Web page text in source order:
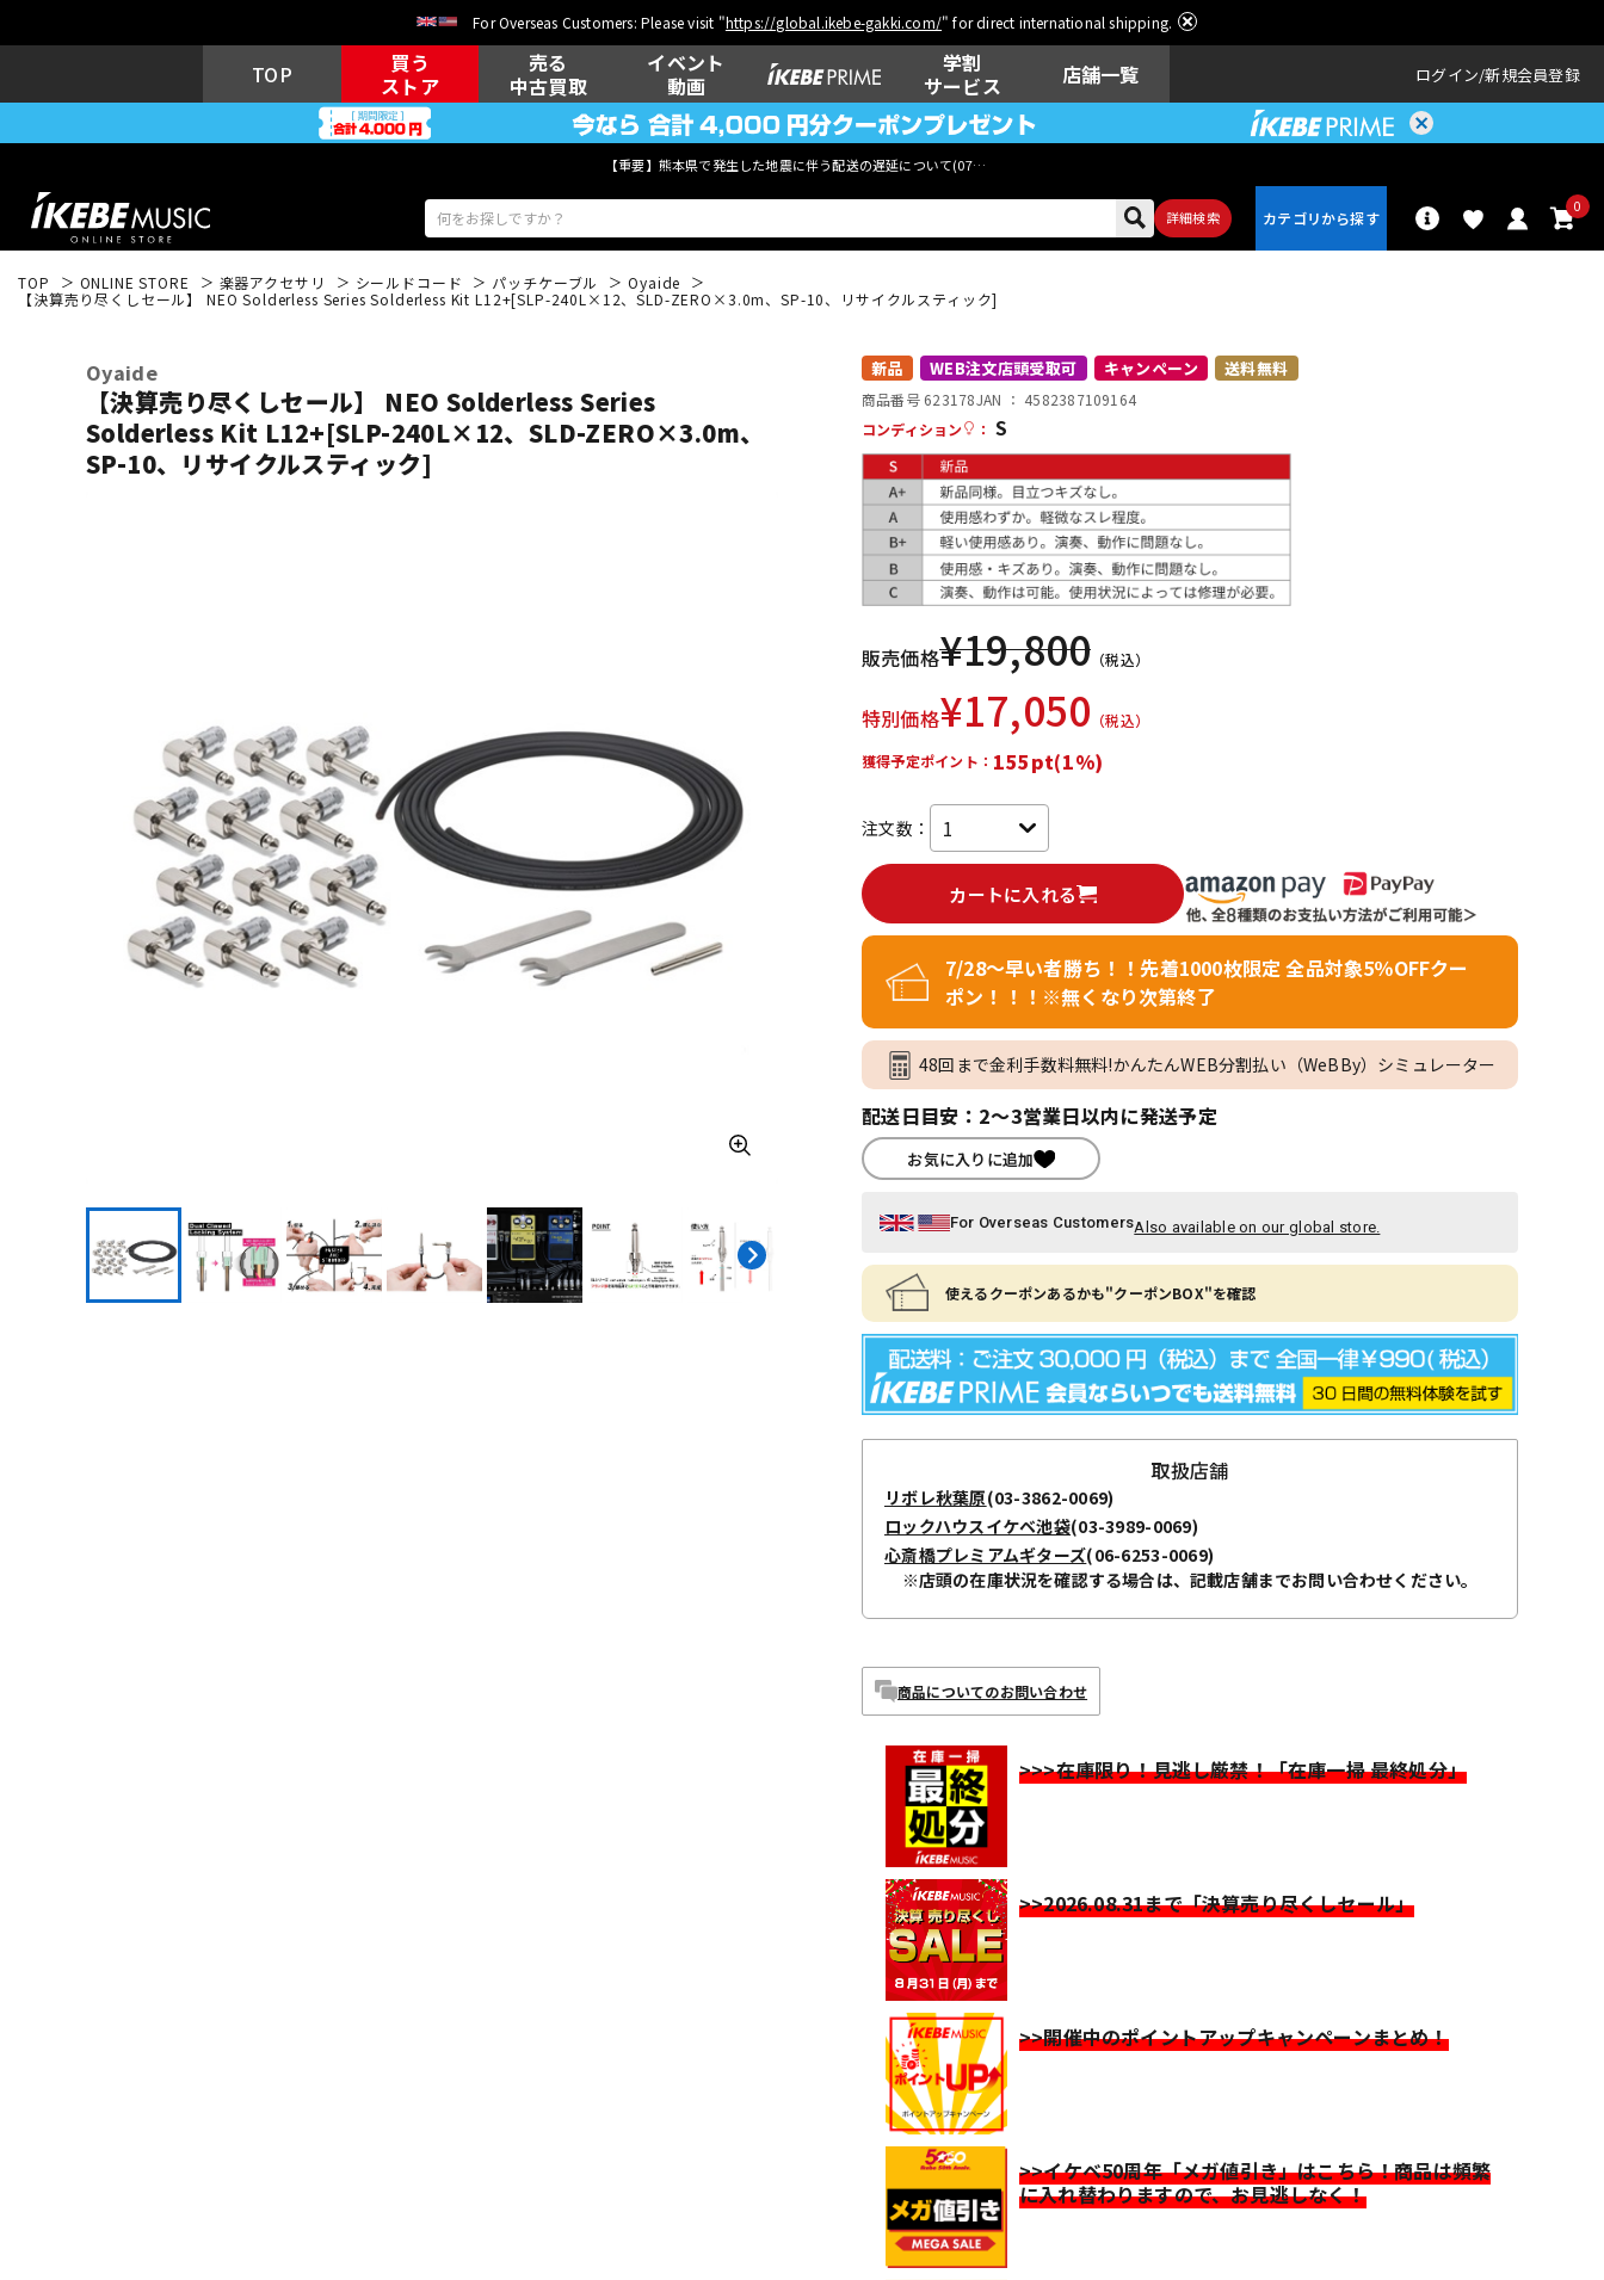
For Overseas Customers: Please visit "https://global.ikebe-gakki.com/" for direct international shipping.
TOP
買う
ストア
売る
中古買取
イベント
動画
学割
サービス
店舗一覧 ログイン 新規会員登録
【重要】熊本県で発生した地震に伴う配送の遅延について(07月29日
詳細検索
0
キーボード 電子ピアノ 管楽器 その他楽器 アンプ
レコーディン
グ機器
配信/ライブ
機器
TOP ONLINE STORE 楽器アクセサリ シールドコード パッチケーブル
Oyaide
【決算売り尽くしセール】 NEO Solderless Series Solderless Kit L12+[SLP-240L×12、SLD-ZERO×3.0m、SP-10、リサイクルスティック]
Oyaide
【決算売り尽くしセール】 NEO Solderless Series
Solderless Kit L12+[SLP-240L×12、SLD-ZERO×3.0m、
SP-10、リサイクルスティック]
新品 WEB注文店頭受取可 キャンペーン 送料無料
商品番号 623178JAN ： 4582387109164
コンディション
： S
販売価格¥19,800 （税込）
特別価格¥17,050 （税込）
獲得予定ポイント： 155pt(1%)
注文数：
カートに入れる
7/28～早い者勝ち！！先着1000枚限定 全品対象5％OFFクー
ポン！！！※無くなり次第終了
48回まで金利手数料無料!かんたんWEB分割払い（WeBBy）シミュレーター
配送日目安：2～3営業日以内に発送予定
お気に入りに追加
For Overseas CustomersAlso available on our global store.
使えるクーポンあるかも"クーポンBOX"を確認
取扱店舗
リボレ秋葉原(03-3862-0069)
ロックハウスイケベ池袋(03-3989-0069)
心斎橋プレミアムギターズ(06-6253-0069)
※店頭の在庫状況を確認する場合は、記載店舗までお問い合わせください。
商品についてのお問い合わせ
>>>在庫限り！見逃し厳禁！「在庫一掃 最終処分」
>>2026.08.31まで「決算売り尽くしセール」
>>開催中のポイントアップキャンペーンまとめ！
>>イケベ50周年「メガ値引き」はこちら！商品は頻繁
に入れ替わりますので、お見逃しなく！